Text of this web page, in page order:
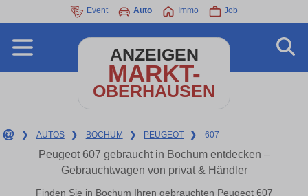
Event Auto Immo Job
ANZEIGEN
MARKT-
OBERHAUSEN
❯ AUTOS ❯ BOCHUM ❯ PEUGEOT ❯ 607
Peugeot 607 gebraucht in Bochum entdecken –
Gebrauchtwagen von privat & Händler
Finden Sie in Bochum Ihren gebrauchten Peugeot 607